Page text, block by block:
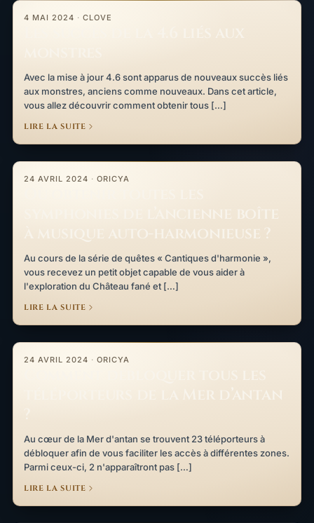
4 MAI 2024 · CLOVE
Avec la mise à jour 4.6 sont apparus de nouveaux succès liés
aux monstres, anciens comme nouveaux. Dans cet article,
vous allez découvrir comment obtenir tous […]
LIRE LA SUITE
Les succès de la 4.6 liés aux monstres
24 AVRIL 2024 · ORICYA
symphonies de l’ancienne boîte
à musique auto-harmonieuse ?
Au cours de la série de quêtes « Cantiques d'harmonie »,
vous recevez un petit objet capable de vous aider à
l'exploration du Château fané et […]
LIRE LA SUITE
Où obtenir toutes les symphonies de l’ancienne boîte à
24 AVRIL 2024 · ORICYA
téléporteurs de la Mer d’antan
Au cœur de la Mer d'antan se trouvent 23 téléporteurs à
débloquer afin de vous faciliter les accès à différentes zones.
Parmi ceux-ci, 2 n'apparaîtront pas […]
LIRE LA SUITE
Comment débloquer tous les téléporteurs de la Mer d’antan ?